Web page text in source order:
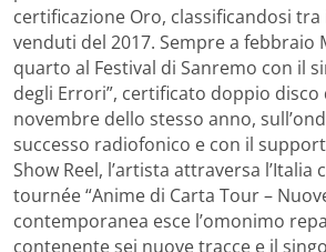
certificazione Oro, classificandosi
venduti del 2017. Sempre a febbraio
quarto al Festival di Sanremo con il
degli Errori”, certificato doppio disco
novembre dello stesso anno,
successo radiofonico e con il
Show Reel, l’artista attraversa l’Italia
tournée “Anime di Carta Tour –
contemporanea esce l’omonimo
contenente sei nuove tracce e il